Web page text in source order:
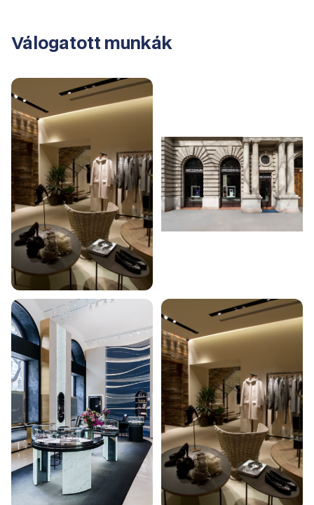
Válogatott munkák